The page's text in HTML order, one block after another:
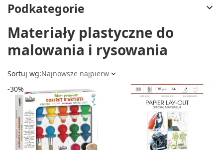
Podkategorie 
Materiały plastyczne do
malowania i rysowania
Sortuj wg:Najnowsze najpierw 
-30%